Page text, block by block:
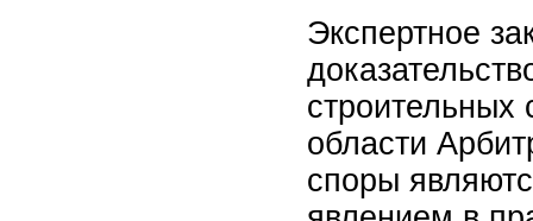
Экспертное
строительных
области
споры